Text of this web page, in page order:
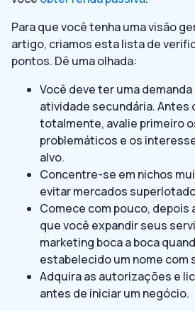
Para que você tenha uma visão
artigo, criamos esta lista de
pontos. Dê uma olhada:
Você deve ter uma
atividade secundária. Antes
totalmente, avalie primeiro
problemáticos e os
alvo.
Concentre-se em nichos
evitar mercados
Comece com pouco, depois
que você expandir seus
marketing boca a boca
estabelecido um nome com
Adquira as autorizações e
antes de iniciar um negócio.